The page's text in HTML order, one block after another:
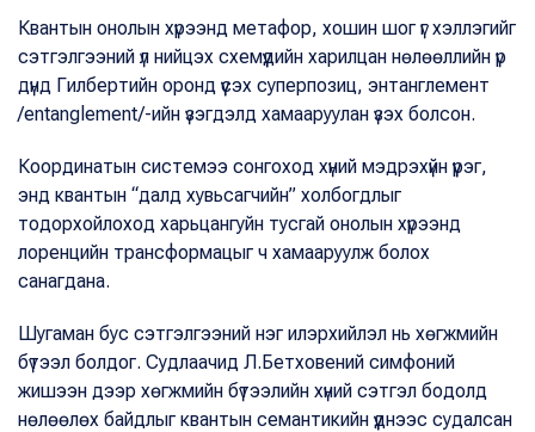
Квантын онолын хүрээнд метафор, хошин шог үг хэллэгийг
сэтгэлгээний үл нийцэх схемүүдийн харилцан нөлөөллийн үр
дүнд Гилбертийн оронд үүсэх суперпозиц, энтанглемент
/entanglement/-ийн үзэгдэлд хамааруулан үзэх болсон.
Координатын системээ сонгоход хүний мэдрэхүйн үүрэг,
энд квантын “далд хувьсагчийн” холбогдлыг
тодорхойлоход харьцангуйн тусгай онолын хүрээнд
лоренцийн трансформацыг ч хамааруулж болох
санагдана.
Шугаман бус сэтгэлгээний нэг илэрхийлэл нь хөгжмийн
бүтээл болдог. Судлаачид Л.Бетховений симфоний
жишээн дээр хөгжмийн бүтээлийн хүний сэтгэл бодолд
нөлөөлөх байдлыг квантын семантикийн үүднээс судалсан